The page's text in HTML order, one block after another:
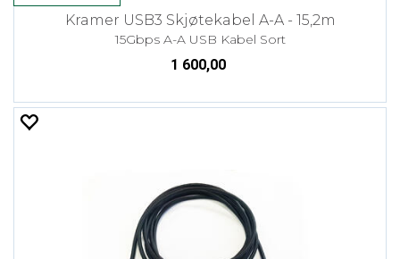
Kramer USB3 Skjøtekabel A-A - 15,2m
15Gbps A-A USB Kabel Sort
1 600,00